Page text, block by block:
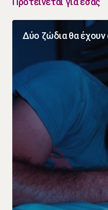
Δύο ζώδια θα έχουν